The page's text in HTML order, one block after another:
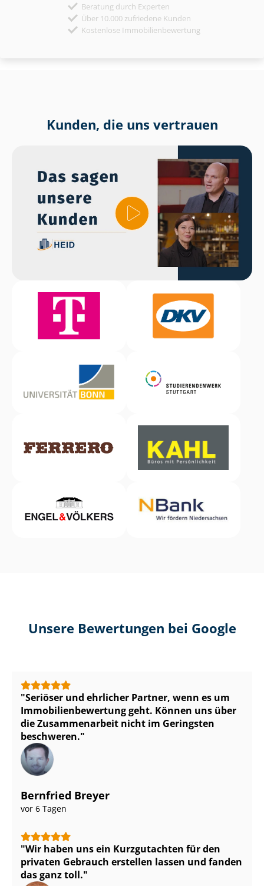
Beratung durch Experten
Über 10.000 zufriedene Kunden
Kostenlose Immobilienbewertung
Kunden, die uns vertrauen
Unsere Bewertungen bei Google
Seriöser und ehrlicher Partner, wenn es um
Im­mo­bi­li­en­be­wer­tung geht. Können uns über
die Zusammenarbeit nicht im Geringsten
beschweren.
Bernfried Breyer
vor 6 Tagen
Wir haben uns ein Kurzgutachten für den
privaten Gebrauch erstellen lassen und fanden
das ganz toll.